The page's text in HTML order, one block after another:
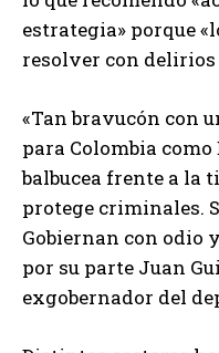
estrategia» porque
resolver con
«Tan bravucón con
para Colombia
balbucea frente a la
protege criminales.
Gobiernan con odio
por su parte Juan
exgobernador del